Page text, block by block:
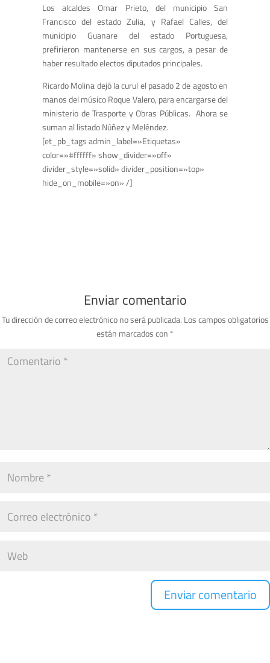
Los alcaldes Omar Prieto, del municipio San
Francisco del estado Zulia, y Rafael Calles, del
municipio Guanare del estado Portuguesa,
prefirieron mantenerse en sus cargos, a pesar de
haber resultado electos diputados principales.
Ricardo Molina dejó la curul el pasado 2 de agosto en
manos del músico Roque Valero, para encargarse del
ministerio de Trasporte y Obras Públicas. Ahora se
suman al listado Núñez y Meléndez.
[et_pb_tags admin_label=»Etiquetas»
color=»#ffffff» show_divider=»off»
divider_style=»solid» divider_position=»top»
hide_on_mobile=»on» /]
Enviar comentario
Tu dirección de correo electrónico no será publicada. Los campos obligatorios
están marcados con *